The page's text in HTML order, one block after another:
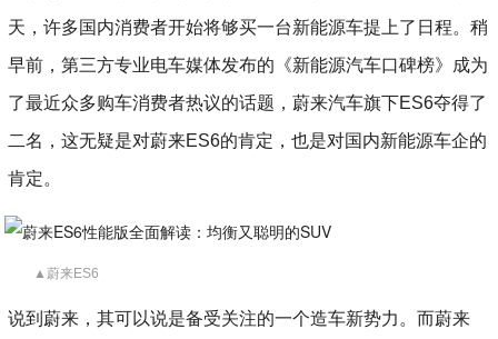
天，许多国内消费者开始将够买一台新能源车提上了日程。稍
早前，第三方专业电车媒体发布的《新能源汽车口碑榜》成为
了最近众多购车消费者热议的话题，蔚来汽车旗下ES6夺得了
二名，这无疑是对蔚来ES6的肯定，也是对国内新能源车企的
肯定。
▲蔚来ES6
说到蔚来，其可以说是备受关注的一个造车新势力。而蔚来